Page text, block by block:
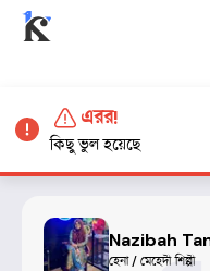
Nazibah
হেনা / মেহেদী শিল্পী
এরর!
কিছু ভুল হয়েছে